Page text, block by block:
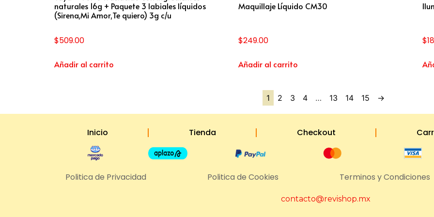
naturales 16g + Paquete 3 labiales líquidos
(Sirena,Mi Amor,Te quiero) 3g c/u
$509.00
Añadir al carrito
Maquillaje Líquido CM30
$249.00
Añadir al carrito
$
1 2 3 4 … 13 14 15 →
Inicio Tienda Checkout
Politica de Privacidad Politica de Cookies Terminos y Condiciones
contacto@revishop.mx